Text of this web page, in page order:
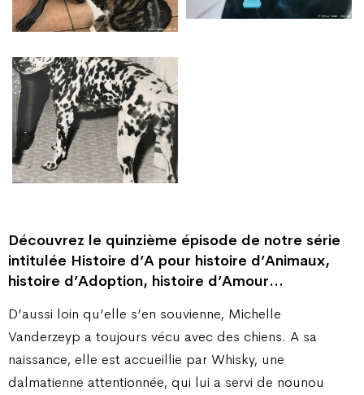
Découvrez le quinzième épisode de notre série
intitulée Histoire d’A pour histoire d’Animaux,
histoire d’Adoption, histoire d’Amour…
D’aussi loin qu’elle s’en souvienne, Michelle
Vanderzeyp a toujours vécu avec des chiens. A sa
naissance, elle est accueillie par Whisky, une
dalmatienne attentionnée, qui lui a servi de nounou